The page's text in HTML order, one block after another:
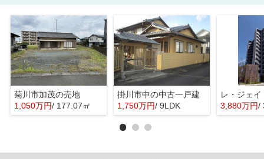
菊川市加茂の売地
1,050万円/ 177.07㎡
掛川市中の中古一戸建
1,750万円/ 9LDK
レ・ジェ
3,880万円/